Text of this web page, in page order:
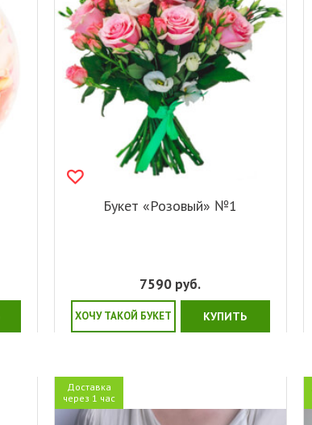
Букет «Розовый» №1
7590 руб.
ХОЧУ ТАКОЙ БУКЕТ КУПИТЬ
Доставка
через 1 час